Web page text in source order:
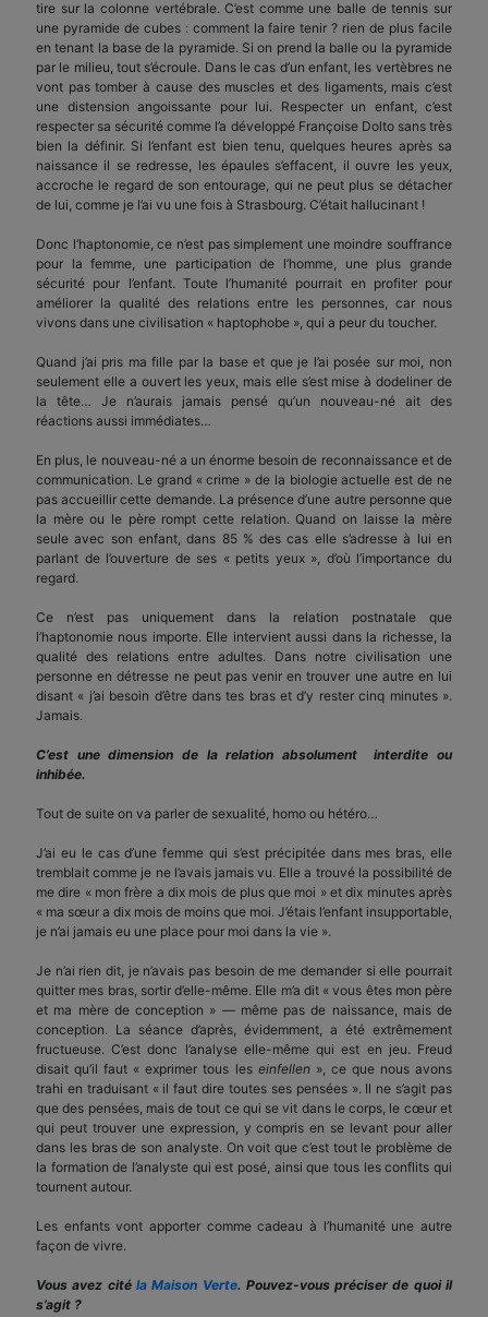
tire sur la colonne vertébrale. C’est comme une balle de tennis sur
une pyramide de cubes : comment la faire tenir ? rien de plus facile
en tenant la base de la pyramide. Si on prend la balle ou la pyramide
par le milieu, tout s’écroule. Dans le cas d’un enfant, les vertèbres ne
vont pas tomber à cause des muscles et des ligaments, mais c’est
une distension angoissante pour lui. Respecter un enfant, c’est
respecter sa sécurité comme l’a développé Françoise Dolto sans très
bien la définir. Si l’enfant est bien tenu, quelques heures après sa
naissance il se redresse, les épaules s’effacent, il ouvre les yeux,
accroche le regard de son entourage, qui ne peut plus se détacher
de lui, comme je l’ai vu une fois à Strasbourg. C’était hallucinant !
Donc l’haptonomie, ce n’est pas simplement une moindre souffrance
pour la femme, une participation de l’homme, une plus grande
sécurité pour l’enfant. Toute l’humanité pourrait en profiter pour
améliorer la qualité des relations entre les personnes, car nous
vivons dans une civilisation « haptophobe », qui a peur du toucher.
Quand j’ai pris ma fille par la base et que je l’ai posée sur moi, non
seulement elle a ouvert les yeux, mais elle s’est mise à dodeliner de
la tête… Je n’aurais jamais pensé qu’un nouveau-né ait des
réactions aussi immédiates…
En plus, le nouveau-né a un énorme besoin de reconnaissance et de
communication. Le grand « crime » de la biologie actuelle est de ne
pas accueillir cette demande. La présence d’une autre personne que
la mère ou le père rompt cette relation. Quand on laisse la mère
seule avec son enfant, dans 85 % des cas elle s’adresse à lui en
parlant de l’ouverture de ses « petits yeux », d’où l’importance du
regard.
Ce n’est pas uniquement dans la relation postnatale que
l’haptonomie nous importe. Elle intervient aussi dans la richesse, la
qualité des relations entre adultes. Dans notre civilisation une
personne en détresse ne peut pas venir en trouver une autre en lui
disant « j’ai besoin d’être dans tes bras et d’y rester cinq minutes ».
Jamais.
C’est une dimension de la relation absolument interdite ou
inhibée.
Tout de suite on va parler de sexualité, homo ou hétéro…
J’ai eu le cas d’une femme qui s’est précipitée dans mes bras, elle
tremblait comme je ne l’avais jamais vu. Elle a trouvé la possibilité de
me dire « mon frère a dix mois de plus que moi » et dix minutes après
« ma sœur a dix mois de moins que moi. J’étais l’enfant insupportable,
je n’ai jamais eu une place pour moi dans la vie ».
Je n’ai rien dit, je n’avais pas besoin de me demander si elle pourrait
quitter mes bras, sortir d’elle-même. Elle m’a dit « vous êtes mon père
et ma mère de conception » — même pas de naissance, mais de
conception. La séance d’après, évidemment, a été extrêmement
fructueuse. C’est donc l’analyse elle-même qui est en jeu. Freud
disait qu’il faut « exprimer tous les einfellen», ce que nous avons
trahi en traduisant « il faut dire toutes ses pensées ». Il ne s’agit pas
que des pensées, mais de tout ce qui se vit dans le corps, le cœur et
qui peut trouver une expression, y compris en se levant pour aller
dans les bras de son analyste. On voit que c’est tout le problème de
la formation de l’analyste qui est posé, ainsi que tous les conflits qui
tournent autour.
Les enfants vont apporter comme cadeau à l’humanité une autre
façon de vivre.
Vous avez cité la Maison Verte. Pouvez-vous préciser de quoi il
s’agit ?